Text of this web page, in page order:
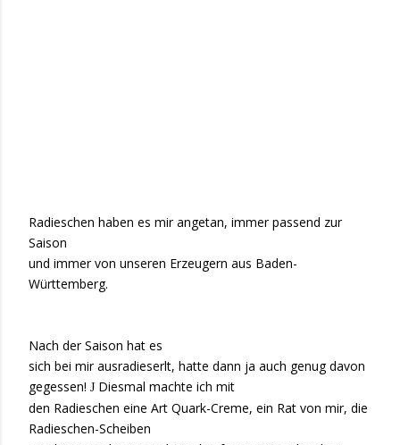
Radieschen haben es mir angetan, immer passend zur
Saison
und immer von unseren Erzeugern aus Baden-
Württemberg.
Nach der Saison hat es
sich bei mir ausradieserlt, hatte dann ja auch genug davon
gegessen! J Diesmal machte ich mit
den Radieschen eine Art Quark-Creme, ein Rat von mir, die
Radieschen-Scheiben